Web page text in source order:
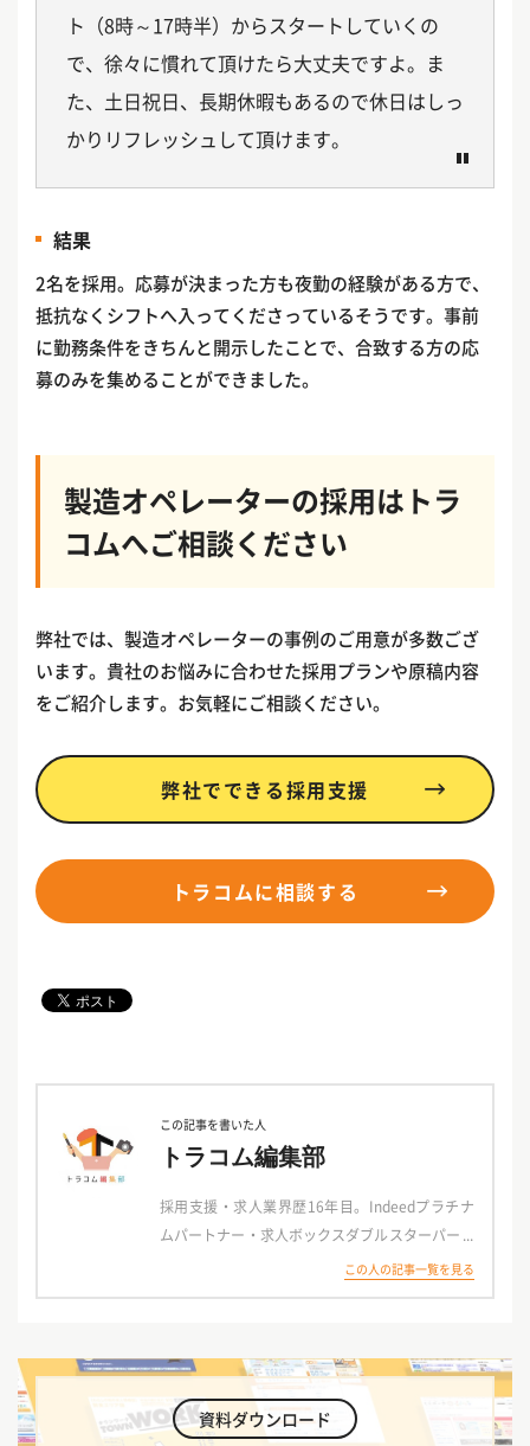
ト（8時～17時半）からスタートしていくの
で、徐々に慣れて頂けたら大丈夫ですよ。ま
た、土日祝日、長期休暇もあるので休日はしっ
かりリフレッシュして頂けます。
結果
2名を採用。応募が決まった方も夜勤の経験がある方で、
抵抗なくシフトへ入ってくださっているそうです。事前
に勤務条件をきちんと開示したことで、合致する方の応
募のみを集めることができました。
製造オペレーターの採用はトラ
コムへご相談ください
弊社では、製造オペレーターの事例のご用意が多数ござ
います。貴社のお悩みに合わせた採用プランや原稿内容
をご紹介します。お気軽にご相談ください。
弊社でできる採用支援
トラコムに相談する
この記事を書いた人
トラコム編集部
この人の記事一覧を見る
採用支援・求人業界歴16年目。Indeedプラチナ
ムパートナー・求人ボックスダブルスターパート
ナー・Google Partner として、全国6拠点（東
京・千葉・名古屋・京都・大阪・福岡）から、3
トラコム編集部が運営しているブログサイト『ト
ラログ』では、求人媒体のご紹介だけでなく
資料ダウンロード